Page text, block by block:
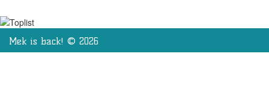
Mek is back! © 2026